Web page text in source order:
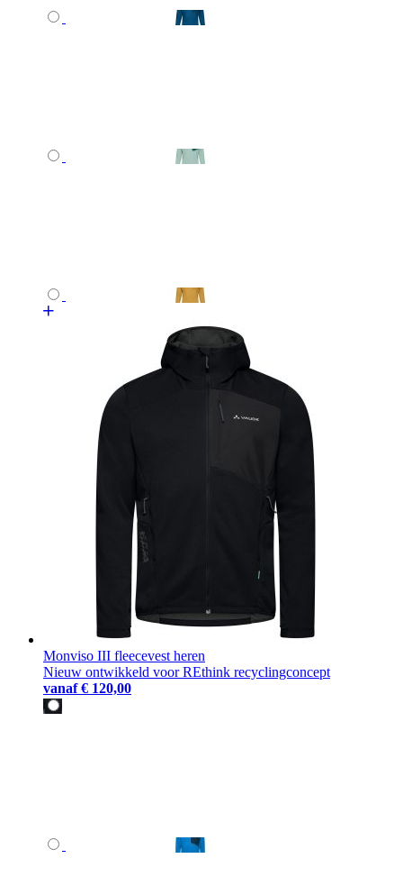
Monviso III fleecevest heren
Nieuw ontwikkeld voor REthink recyclingconcept
vanaf € 120,00